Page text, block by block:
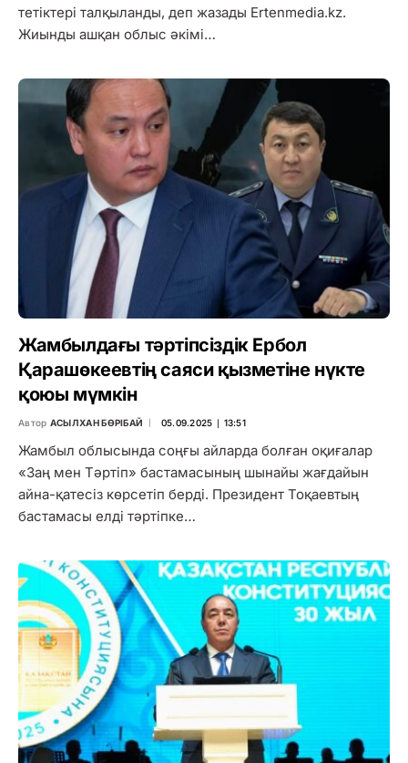
тетіктері талқыланды, деп жазады Ertenmedia.kz.
Жиынды ашқан облыс әкімі…
Жамбылдағы тәртіпсіздік Ербол
Қарашөкеевтің саяси қызметіне нүкте
қоюы мүмкін
Автор АСЫЛХАН БӨРІБАЙ 05.09.2025 ∣ 13:51
Жамбыл облысында соңғы айларда болған оқиғалар
«Заң мен Тәртіп» бастамасының шынайы жағдайын
айна-қатесіз көрсетіп берді. Президент Тоқаевтың
бастамасы елді тәртіпке…